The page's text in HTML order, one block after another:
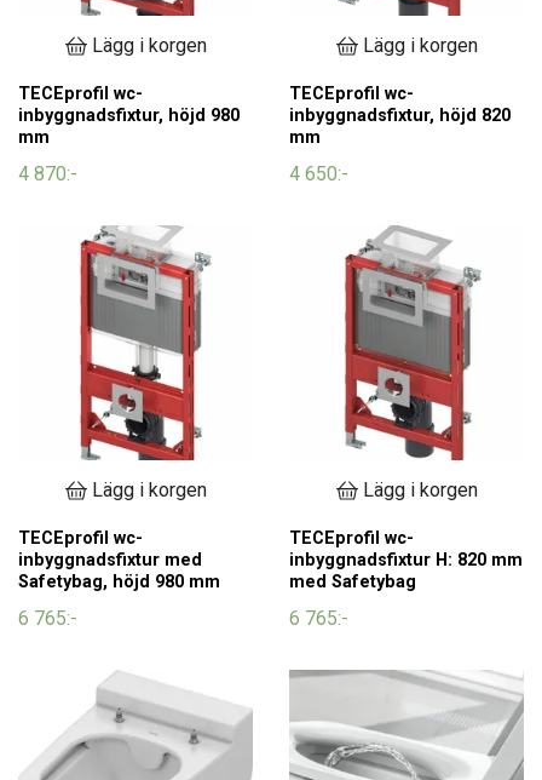
Lägg i korgen
TECEprofil wc-
inbyggnadsfixtur, höjd 980
mm
4 870:-
Lägg i korgen
TECEprofil wc-
inbyggnadsfixtur, höjd 820
mm
4 650:-
Lägg i korgen
TECEprofil wc-
inbyggnadsfixtur med
Safetybag, höjd 980 mm
6 765:-
Lägg i korgen
TECEprofil wc-
inbyggnadsfixtur H: 820 mm
med Safetybag
6 765:-